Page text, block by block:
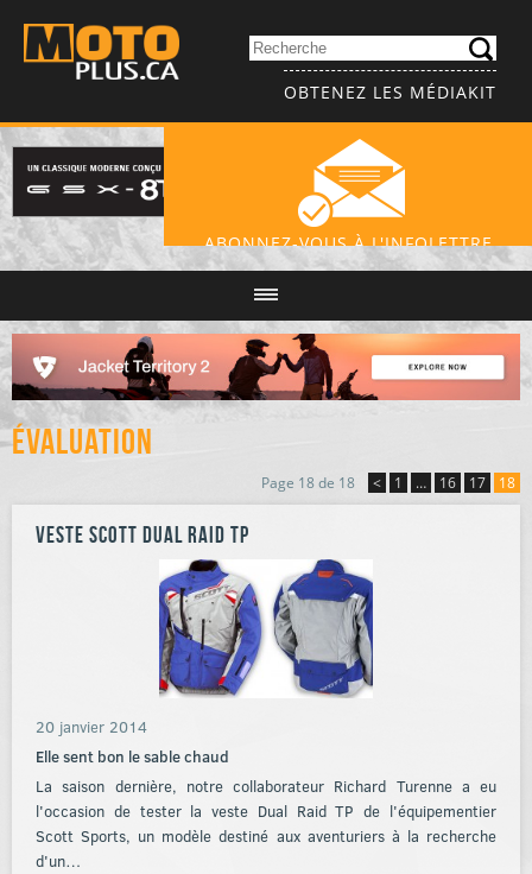
OBTENEZ LES MÉDIAKIT
ABONNEZ-VOUS À L'INFOLETTRE
Évaluation
Page 18 de 18 < 1 … 16 17 18
Veste Scott Dual Raid TP
20 janvier 2014
Elle sent bon le sable chaud
La saison dernière, notre collaborateur Richard Turenne a eu
l'occasion de tester la veste Dual Raid TP de l'équipementier
Scott Sports, un modèle destiné aux aventuriers à la recherche
d'un…